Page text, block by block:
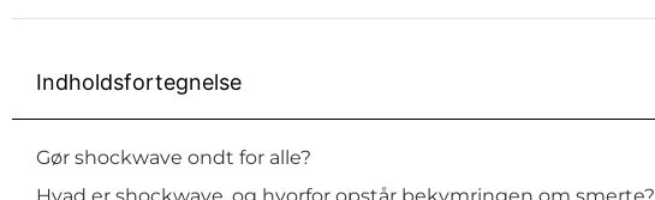
Indholdsfortegnelse
Gør shockwave ondt for alle?